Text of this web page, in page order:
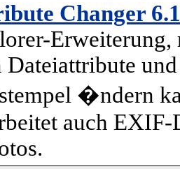
Changer
Erweiterung,
Dateiattribute und
�ndern
auch EXIF-